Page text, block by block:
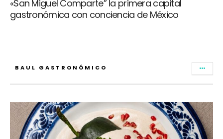
«San Miguel Comparte” la primera capital
gastronómica con conciencia de México
BAUL GASTRONÓMICO